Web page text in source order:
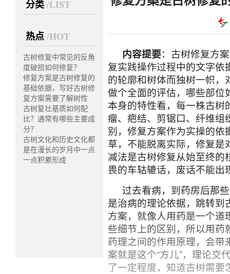
分类/LIST
热点/HOT
古树修复中常见的反角
度破损如何修复？
修复方案是古树修复的
基础依据，写好古树修
复方案需要了解树性
古树复壮基质如何配
比？通常有哪些主要成
分？
古树文化和历史文化都
是在漫长的岁月中一点
一点积累形成
案
内容提要：古树修复方
复实践操作过程中的文字
的轮廓和树体而独树一帜
做个全面的评估，哪些部
本身的特性看，每一株古
瘤、疤结、剪锯口、纤维
别，修复方案作为实操的
草，不能脱离实际，修复
减法是古树修复从始至终
畏的车轱辘话，废话不能出
过去看病，到药房后那
是治病的理论依据，跳转
方案，就像人用药是一个
些细节上的区别，所以用
药理之间的作用原理，会
案就是这个“方儿”，理论交
了一定程度，知道古树需